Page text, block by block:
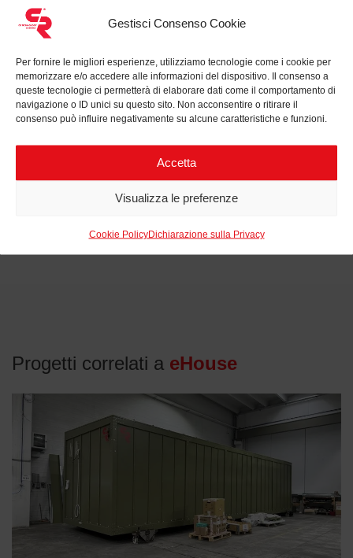
Gestisci Consenso Cookie
Per fornire le migliori esperienze, utilizziamo tecnologie come i cookie per
memorizzare e/o accedere alle informazioni del dispositivo. Il consenso a
queste tecnologie ci permetterà di elaborare dati come il comportamento di
navigazione o ID unici su questo sito. Non acconsentire o ritirare il
consenso può influire negativamente su alcune caratteristiche e funzioni.
Accetta
Visualizza le preferenze
Cookie PolicyDichiarazione sulla Privacy
Fai clic per accettare i cookie marketing e
abilitare questo contenuto
Progetti correlati a eHouse